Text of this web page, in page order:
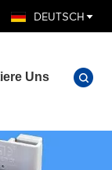
DEUTSCH
Uns